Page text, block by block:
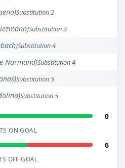
Substitution 2
Substitution 3
Substitution 4
Normand)Substitution 4
Substitution 5
Substitution 5
0
ON GOAL
6
OFF GOAL